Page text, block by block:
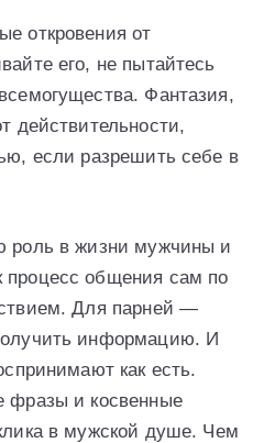
откровения от
его, не пытайтесь
Фантазия,
действительности,
если разрешить себе в
роль в жизни мужчины и
общения сам по
Для парней —
информацию. И
как есть.
фразы и косвенные
в мужской душе. Чем